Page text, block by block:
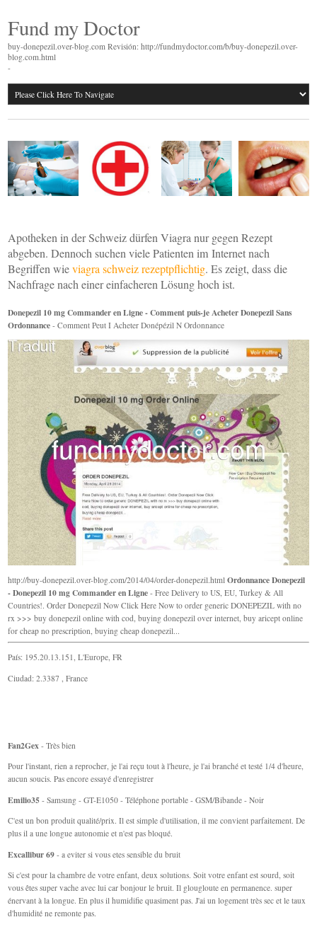
Fund my Doctor
buy-donepezil.over-blog.com Revisión: http://fundmydoctor.com/b/buy-donepezil.over-
blog.com.html
-
Apotheken in der Schweiz dürfen Viagra nur gegen Rezept
abgeben. Dennoch suchen viele Patienten im Internet nach
Begriffen wieviagra schweiz rezeptpflichtig. Es zeigt, dass die
Nachfrage nach einer einfacheren Lösung hoch ist.
Donepezil 10 mg Commander en Ligne - Comment puis-je Acheter Donepezil Sans
Ordonnance - Comment Peut I Acheter Donépézil N Ordonnance
http://buy-donepezil.over-blog.com/2014/04/order-donepezil.htmlOrdonnance Donepezil
- Donepezil 10 mg Commander en Ligne - Free Delivery to US, EU, Turkey & All
Countries!. Order Donepezil Now Click Here Now to order generic DONEPEZIL with no
rx >>> buy donepezil online with cod, buying donepezil over internet, buy aricept online
for cheap no prescription, buying cheap donepezil...
País: 195.20.13.151, L'Europe, FR
Ciudad: 2.3387 , France
Fan2Gex - Très bien
Pour l'instant, rien a reprocher, je l'ai reçu tout à l'heure, je l'ai branché et testé 1/4 d'heure,
aucun soucis. Pas encore essayé d'enregistrer
Emilio35 - Samsung - GT-E1050 - Téléphone portable - GSM/Bibande - Noir
C'est un bon produit qualité/prix. Il est simple d'utilisation, il me convient parfaitement. De
plus il a une longue autonomie et n'est pas bloqué.
Excallibur 69 - a eviter si vous etes sensible du bruit
Si c'est pour la chambre de votre enfant, deux solutions. Soit votre enfant est sourd, soit
vous êtes super vache avec lui car bonjour le bruit. Il glougloute en permanence. super
énervant à la longue. En plus il humidifie quasiment pas. J'ai un logement très sec et le taux
d'humidité ne remonte pas.